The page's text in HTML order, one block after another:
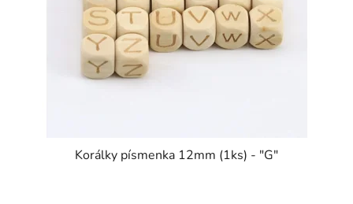
Korálky písmenka 12mm (1ks) - "G"